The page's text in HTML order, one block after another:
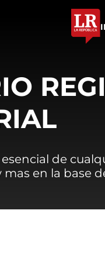
de
mas en la base